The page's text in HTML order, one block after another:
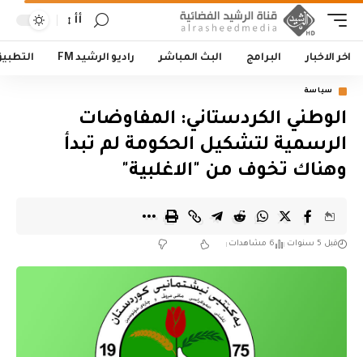
أأ
اخر الاخبار البرامج البث المباشر راديو الرشيد FM
سياسة
الوطني الكردستاني: المفاوضات
الرسمية لتشكيل الحكومة لم تبدأ
وهناك تخوف من "الاغلبية"
قبل 5 سنوات 6 مشاهدات